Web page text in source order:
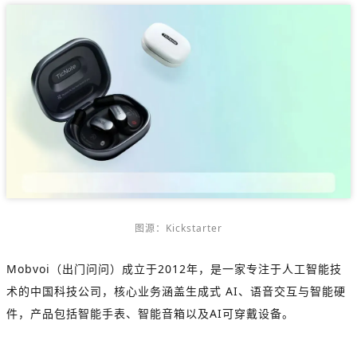
图源：Kickstarter
Mobvoi（出门问问）成立于2012年，是一家专注于人工智能技
术的中国科技公司，核心业务涵盖生成式 AI、语音交互与智能硬
件，产品包括智能手表、智能音箱以及AI可穿戴设备。